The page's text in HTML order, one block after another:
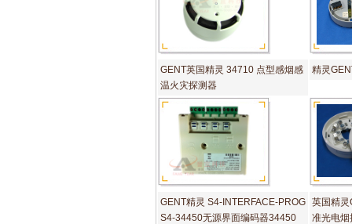
GENT英国精灵 34710 点型感烟感
温火灾探测器
精灵
GENT精灵 S4-INTERFACE-PROG
S4-34450无源界面编码器34450
英国精
准光电